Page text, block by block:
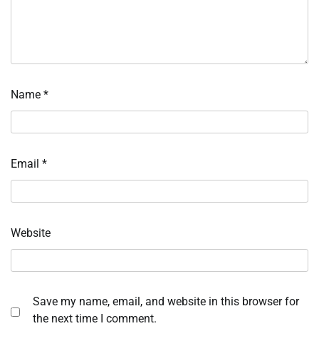
Name *
Email *
Website
Save my name, email, and website in this browser for
the next time I comment.